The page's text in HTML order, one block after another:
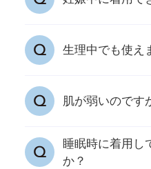
妊娠中でもご着用
があった場合、着
生理中でも使え
ご着用いただけま
合、着用をお控え
肌が弱いのです
個人差がございま
え、着用後、体調
睡眠時に着用し
か？